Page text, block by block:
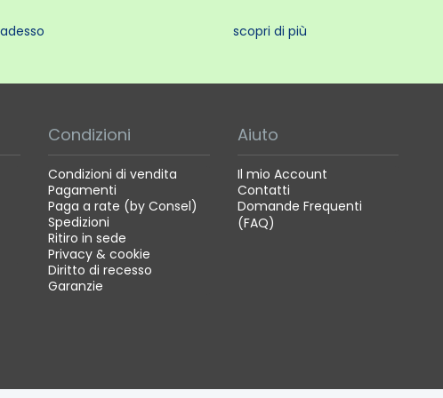
scopri di più
Condizioni
Condizioni di vendita
Pagamenti
Paga a rate (by Consel)
Spedizioni
Ritiro in sede
Privacy & cookie
Diritto di recesso
Garanzie
Aiuto
Il mio Account
Contatti
Domande Frequenti
(FAQ)